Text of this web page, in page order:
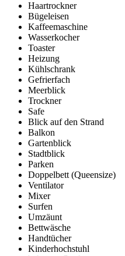
Haartrockner
Bügeleisen
Kaffeemaschine
Wasserkocher
Toaster
Heizung
Kühlschrank
Gefrierfach
Meerblick
Trockner
Safe
Blick auf den Strand
Balkon
Gartenblick
Stadtblick
Parken
Doppelbett (Queensize)
Ventilator
Mixer
Surfen
Umzäunt
Bettwäsche
Handtücher
Kinderhochstuhl